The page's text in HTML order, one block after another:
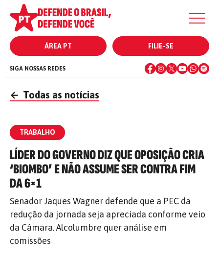
ÁREA PT FILIE-SE
SIGA NOSSAS REDES
← Todas as notícias
TRABALHO
LÍDER DO GOVERNO DIZ QUE OPOSIÇÃO CRIA
‘BIOMBO’ E NÃO ASSUME SER CONTRA FIM
DA 6×1
Senador Jaques Wagner defende que a PEC da
redução da jornada seja apreciada conforme veio
da Câmara. Alcolumbre quer análise em
comissões